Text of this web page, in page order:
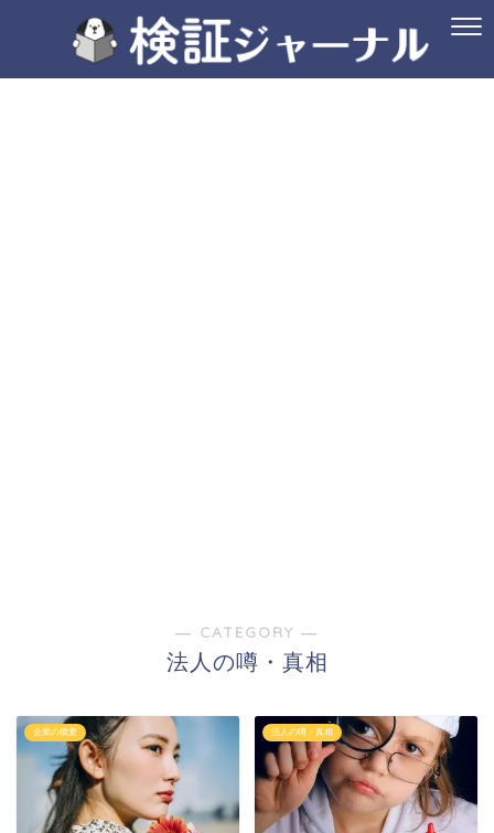
― CATEGORY ―
法人の噂・真相
企業の概要 法人の噂・真相